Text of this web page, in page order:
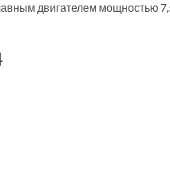
двигателем мощностью